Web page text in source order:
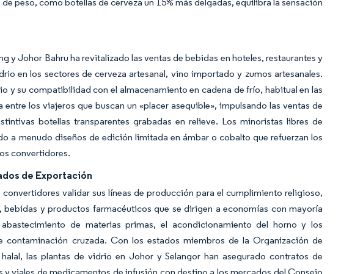
y Johor Bahru ha revitalizado las ventas de bebidas en hoteles, restaurantes y
en los sectores de cerveza artesanal, vino importado y zumos artesanales.
y su compatibilidad con el almacenamiento en cadena de frío, habitual en las
los viajeros que buscan un «placer asequible», impulsando las ventas de
botellas transparentes grabadas en relieve. Los minoristas libres de
a menudo diseños de edición limitada en ámbar o cobalto que refuerzan los
convertidores.
de Exportación
validar sus líneas de producción para el cumplimiento religioso,
y productos farmacéuticos que se dirigen a economías con mayoría
de materias primas, el acondicionamiento del horno y los
cruzada. Con los estados miembros de la Organización de
las plantas de vidrio en Johor y Selangor han asegurado contratos de